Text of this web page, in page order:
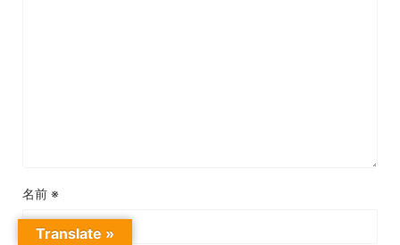
名前 ※
Translate »